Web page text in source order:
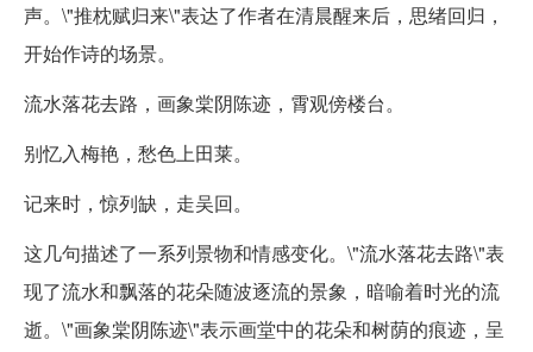
声。\"推枕赋归来\"表达了作者在清晨醒来后，思绪回归，
开始作诗的场景。
流水落花去路，画象棠阴陈迹，霄观傍楼台。
别忆入梅艳，愁色上田莱。
记来时，惊列缺，走吴回。
这几句描述了一系列景物和情感变化。\"流水落花去路\"表
现了流水和飘落的花朵随波逐流的景象，暗喻着时光的流
逝。\"画象棠阴陈迹\"表示画堂中的花朵和树荫的痕迹，呈